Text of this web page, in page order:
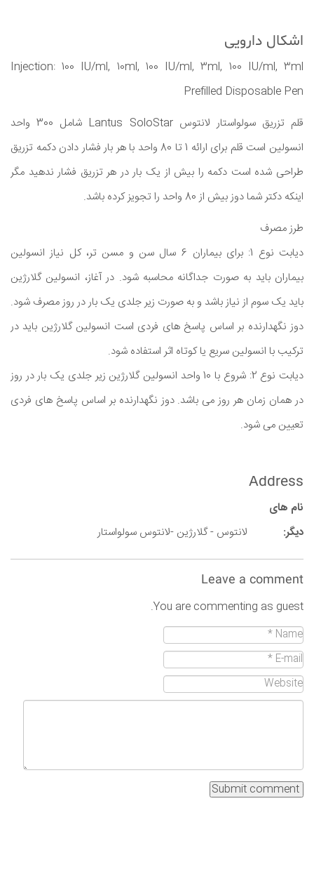
اشکال دارویی
Injection: 100 IU/ml, 10ml, 100 IU/ml, 3ml, 100 IU/ml, 3ml
Prefilled Disposable Pen
قلم تزریق سولواستار لانتوس Lantus SoloStar شامل 300 واحد
انسولین است قلم برای ارائه 1 تا 80 واحد با هر بار فشار دادن دکمه تزریق
طراحی شده است دکمه را بیش از یک بار در هر تزریق فشار ندهید مگر
اینکه دکتر شما دوز بیش از 80 واحد را تجویز کرده باشد.
طرز مصرف
دیابت نوع 1: برای بیماران 6 سال سن و مسن تر، کل نیاز انسولین
بیماران باید به صورت جداگانه محاسبه شود. در آغاز، انسولین گلارژین
باید یک سوم از نیاز باشد و به صورت زیر جلدی یک بار در روز مصرف شود.
دوز نگهدارنده بر اساس پاسخ های فردی است انسولین گلارژین باید در
ترکیب با انسولین سریع یا کوتاه اثر استفاده شود.
دیابت نوع 2: شروع با 10 واحد انسولین گلارژین زیر جلدی یک بار در روز
در همان زمان هر روز می باشد. دوز نگهدارنده بر اساس پاسخ های فردی
تعیین می شود.
Address
نام های
دیگر:
لانتوس - گلارژین -لانتوس سولواستار
Leave a comment
You are commenting as guest.